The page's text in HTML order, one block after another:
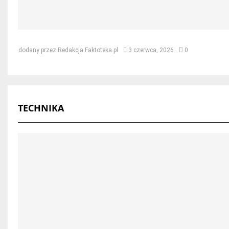
dodany przez Redakcja Faktoteka.pl 3 czerwca, 2026 0
TECHNIKA